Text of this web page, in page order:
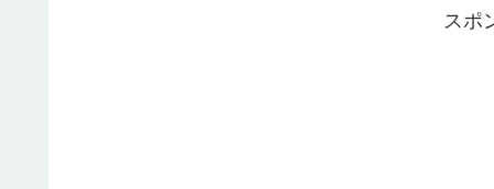
スポ